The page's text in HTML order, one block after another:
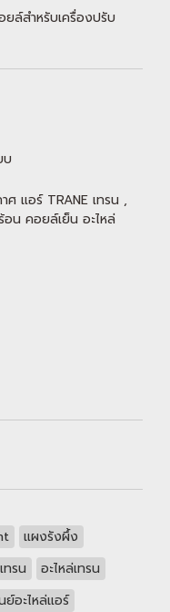
ล์สำหรับเครื่องปรับ
บ
ศ แอร์ TRANE เทรน ,
น คอยล์เย็น อะไหล่
แผงรังผึ้ง
เทรน
อะไหล่เทรน
ย์อะไหล่แอร์